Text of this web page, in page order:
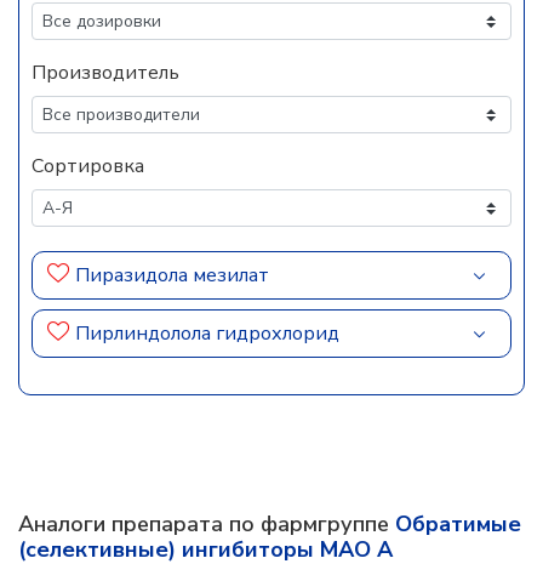
Производитель
Сортировка
Пиразидола мезилат
Пирлиндолола гидрохлорид
Аналоги препарата по фармгруппе Обратимые
(селективные) ингибиторы МАО А